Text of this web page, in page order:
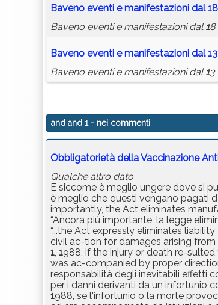
Baveno eventi e manifestazioni dal1
Baveno eventi e manifestazioni dal18
Baveno eventi e manifestazioni dal1
Baveno eventi e manifestazioni dal13
and and 1- nei commenti
Obbligatorietà della Vaccinazione
Qualche altro dato
E siccome è meglio ungere dove si
è meglio che questi vengano pagati
importantly, the Act eliminates
“Ancora più importante, la legge
“...the Act expressly eliminates
civil ac-tion for damages arising
1, 1988, if the injury or death re-
was ac-companied by proper
responsabilità degli inevitabili effetti
per i danni derivanti da un infortunio
1988, se l'infortunio o la morte